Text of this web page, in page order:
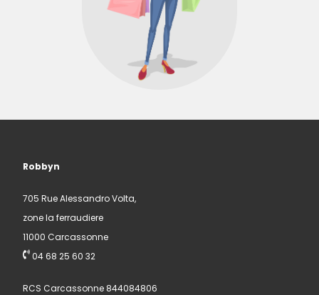
Robbyn
705 Rue Alessandro Volta,
zone la ferraudiere
11000 Carcassonne
04 68 25 60 32
RCS Carcassonne 844084806